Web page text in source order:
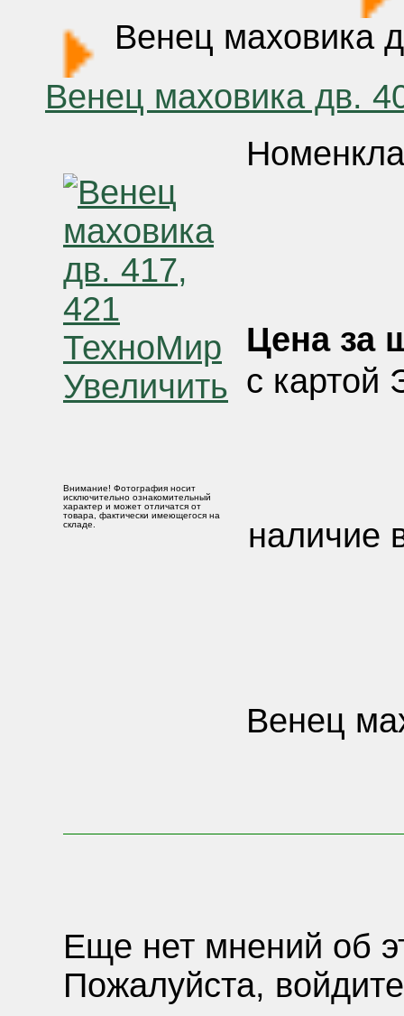
Венец маховика
Венец маховика дв.
Увеличить
Внимание! Фотография носит
исключительно ознакомительный
характер и может отличатся от
товара, фактически имеющегося на
складе.
Цена за
с картой
наличие
Венец
Еще нет мнений об
Пожалуйста,